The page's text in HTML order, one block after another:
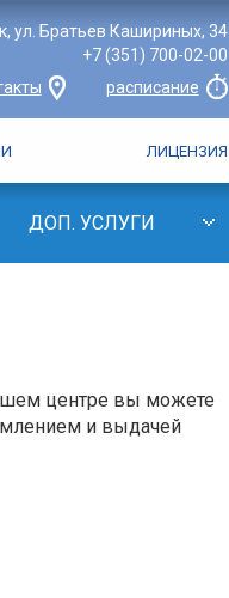
ул. Братьев Кашириных, 34
+7 (351) 700-02-00
расписание
ЛИЦЕНЗИЯ
ДОП. УСЛУГИ
центре вы можете
и выдачей